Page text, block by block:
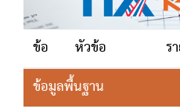
ข้อ หัวข้อ
ร
ข้อมูลพื้นฐาน